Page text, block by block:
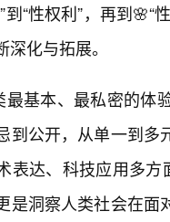
到“性权利”，再到
化与拓展。
最基本、最私密的
到公开，从单一到
表达、科技应用多
是洞察人类社会在